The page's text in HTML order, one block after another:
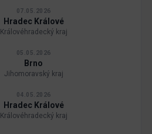
07.05.2026
Hradec Králové
Královéhradecký kraj
05.05.2026
Brno
Jihomoravský kraj
04.05.2026
Hradec Králové
Královéhradecký kraj